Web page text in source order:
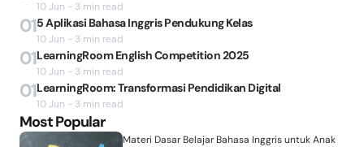
10 Jun - 3 min read
015 Aplikasi Bahasa Inggris Pendukung Kelas
10 Jun - 3 min read
01LearningRoom English Competition 2025
10 Jun - 3 min read
01LearningRoom: Transformasi Pendidikan Digital
10 Jun - 3 min read
Most Popular
Materi Dasar Belajar Bahasa Inggris untuk Anak